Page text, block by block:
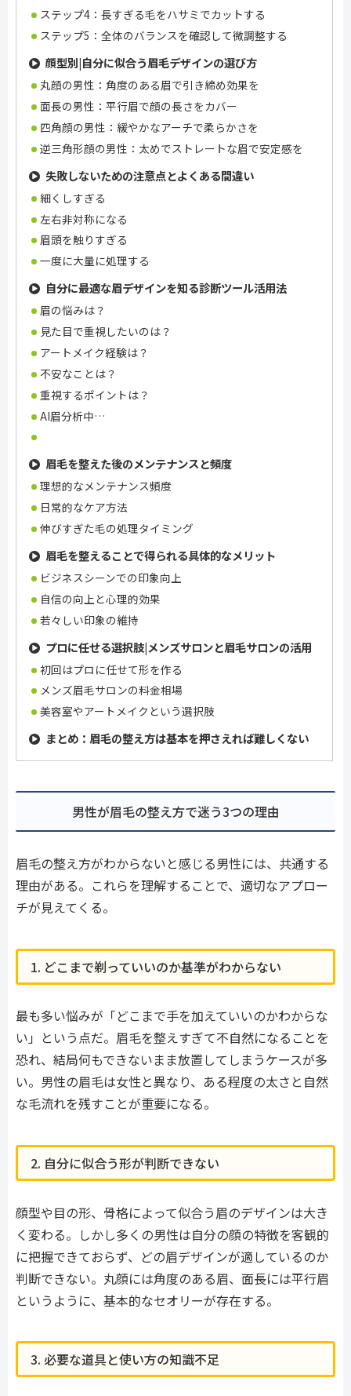
ステップ4：長すぎる毛をハサミでカットする
ステップ5：全体のバランスを確認して微調整する
顔型別|自分に似合う眉毛デザインの選び方
丸顔の男性：角度のある眉で引き締め効果を
面長の男性：平行眉で顔の長さをカバー
四角顔の男性：緩やかなアーチで柔らかさを
逆三角形顔の男性：太めでストレートな眉で安定感を
失敗しないための注意点とよくある間違い
細くしすぎる
左右非対称になる
眉頭を触りすぎる
一度に大量に処理する
自分に最適な眉デザインを知る診断ツール活用法
眉の悩みは？
見た目で重視したいのは？
アートメイク経験は？
不安なことは？
重視するポイントは？
AI眉分析中…
眉毛を整えた後のメンテナンスと頻度
理想的なメンテナンス頻度
日常的なケア方法
伸びすぎた毛の処理タイミング
眉毛を整えることで得られる具体的なメリット
ビジネスシーンでの印象向上
自信の向上と心理的効果
若々しい印象の維持
プロに任せる選択肢|メンズサロンと眉毛サロンの活用
初回はプロに任せて形を作る
メンズ眉毛サロンの料金相場
美容室やアートメイクという選択肢
まとめ：眉毛の整え方は基本を押さえれば難しくない
男性が眉毛の整え方で迷う3つの理由
眉毛の整え方がわからないと感じる男性には、共通する
理由がある。これらを理解することで、適切なアプロー
チが見えてくる。
1. どこまで剃っていいのか基準がわからない
最も多い悩みが「どこまで手を加えていいのかわからな
い」という点だ。眉毛を整えすぎて不自然になることを
恐れ、結局何もできないまま放置してしまうケースが多
い。男性の眉毛は女性と異なり、ある程度の太さと自然
な毛流れを残すことが重要になる。
2. 自分に似合う形が判断できない
顔型や目の形、骨格によって似合う眉のデザインは大き
く変わる。しかし多くの男性は自分の顔の特徴を客観的
に把握できておらず、どの眉デザインが適しているのか
判断できない。丸顔には角度のある眉、面長には平行眉
というように、基本的なセオリーが存在する。
3. 必要な道具と使い方の知識不足